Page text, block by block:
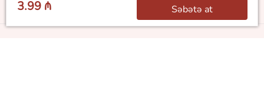
3.99 ₼ Səbətə at